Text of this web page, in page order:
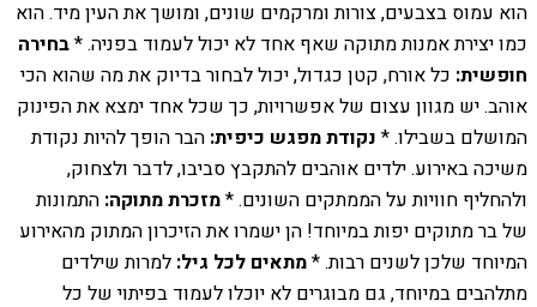
הוא עמוס בצבעים, צורות ומרקמים שונים, ומושך את העין מיד. הוא
כמו יצירת אמנות מתוקה שאף אחד לא יכול לעמוד בפניה. *בחירה
חופשית: כל אורח, קטן כגדול, יכול לבחור בדיוק את מה שהוא הכי
אוהב. יש מגוון עצום של אפשרויות, כך שכל אחד ימצא את הפינוק
המושלם בשבילו. * נקודת מפגש כיפית: הבר הופך להיות נקודת
משיכה באירוע. ילדים אוהבים להתקבץ סביבו, לדבר ולצחוק,
ולהחליף חוויות על הממתקים השונים. *מזכרת מתוקה: התמונות
של בר מתוקים יפות במיוחד! הן ישמרו את הזיכרון המתוק מהאירוע
המיוחד שלכן לשנים רבות. *מתאים לכל גיל: למרות שילדים
מתלהבים במיוחד, גם מבוגרים לא יוכלו לעמוד בפיתוי של כל